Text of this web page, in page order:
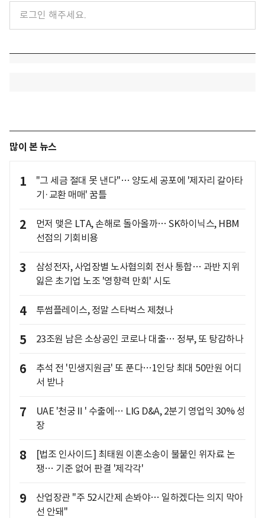
많이 본 뉴스
1
"그 세금 절대 못 낸다"… 양도세 공포에 '제자리 갈아타
기·교환 매매' 꿈틀
2
먼저 맺은 LTA, 손해로 돌아올까… SK하이닉스, HBM
선점의 기회비용
3
삼성전자, 사업장별 노사협의회 전사 통합… 과반 지위
잃은 초기업 노조 '영향력 만회' 시도
4 투썸플레이스, 정말 스타벅스 제쳤나
5 23조원 남은 소상공인 코로나 대출… 정부, 또 탕감하나
6
추석 전 '민생지원금' 또 푼다…1인당 최대 50만원 어디
서 받나
7
UAE '천궁Ⅱ' 수출에… LIG D&A, 2분기 영업익 30% 성
장
8
[법조 인사이드] 최태원 이혼소송이 불붙인 위자료 논
쟁… 기준 없어 판결 '제각각'
9
산업장관 "주 52시간제 손봐야… 일하겠다는 의지 막아
선 안돼"